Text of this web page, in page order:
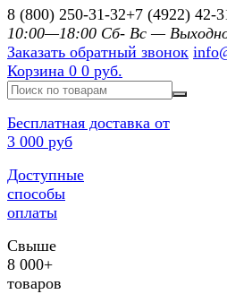
8 (800) 250-31-32+7 (4922) 42-
10:00—18:00 Сб- Вс —
Заказать обратный звонок
Корзина 0 0 руб.
Бесплатная доставка от
3 000 руб
Доступные
способы
оплаты
Свыше
8 000+
товаров